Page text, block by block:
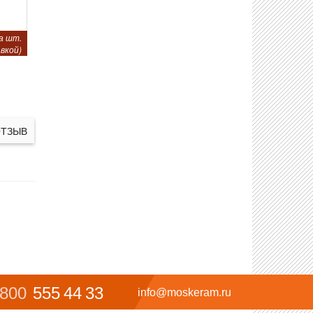
шт.
info@moskeram.ru
555 44 33